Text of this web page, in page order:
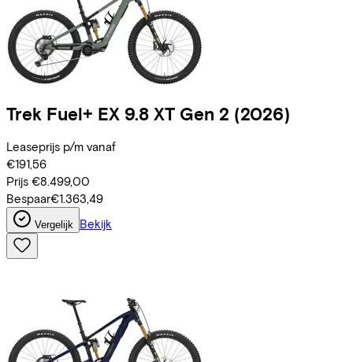
Trek Fuel+ EX 9.8 XT Gen 2 (2026)
Leaseprijs p/m vanaf
€191,56
Prijs €8.499,00
Bespaar€1.363,49
Vergelijk Bekijk